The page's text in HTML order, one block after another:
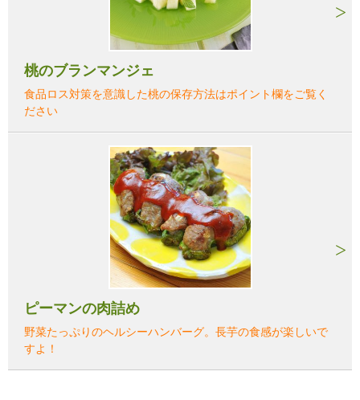
桃のブランマンジェ
食品ロス対策を意識した桃の保存方法はポイント欄をご覧く
ださい
ピーマンの肉詰め
野菜たっぷりのヘルシーハンバーグ。長芋の食感が楽しいで
すよ！